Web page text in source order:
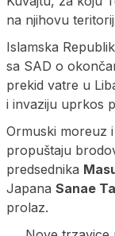
na njihovu
Islamska
sa SAD o
prekid vatre u
i invaziju uprkos
Ormuski moreuz
propuštaju
predsednika
Japana Sanae
prolaz.